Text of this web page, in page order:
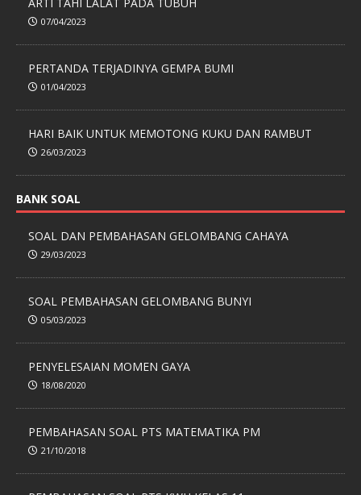
07/04/2023
PERTANDA TERJADINYA GEMPA BUMI
01/04/2023
HARI BAIK UNTUK MEMOTONG KUKU DAN RAMBUT
26/03/2023
BANK SOAL
SOAL DAN PEMBAHASAN GELOMBANG CAHAYA
29/03/2023
SOAL PEMBAHASAN GELOMBANG BUNYI
05/03/2023
PENYELESAIAN MOMEN GAYA
18/08/2020
PEMBAHASAN SOAL PTS MATEMATIKA PM
21/10/2018